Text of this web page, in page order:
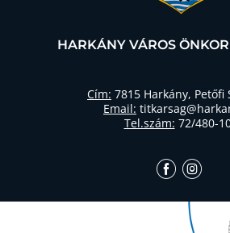
HARKÁNY VÁROS
Cím: 7815 Harkány, Petőfi
Email:
Tel.szám: 72/480-